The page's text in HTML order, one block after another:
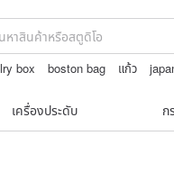
box boston bag แก้ว
เครื่องประดับ ก